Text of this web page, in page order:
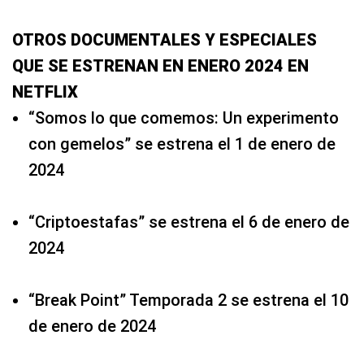
OTROS DOCUMENTALES Y ESPECIALES
QUE SE ESTRENAN EN ENERO 2024 EN
NETFLIX
“Somos lo que comemos: Un experimento
con gemelos” se estrena el 1 de enero de
2024
“Criptoestafas” se estrena el 6 de enero de
2024
“Break Point” Temporada 2 se estrena el 10
de enero de 2024